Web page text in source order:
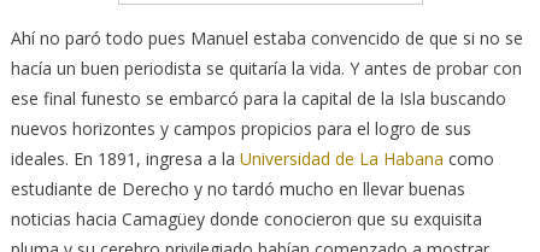
Ahí no paró todo pues Manuel estaba convencido de que si no se
hacía un buen periodista se quitaría la vida. Y antes de probar con
ese final funesto se embarcó para la capital de la Isla buscando
nuevos horizontes y campos propicios para el logro de sus
ideales. En 1891, ingresa a la Universidad de La Habana como
estudiante de Derecho y no tardó mucho en llevar buenas
noticias hacia Camagüey donde conocieron que su exquisita